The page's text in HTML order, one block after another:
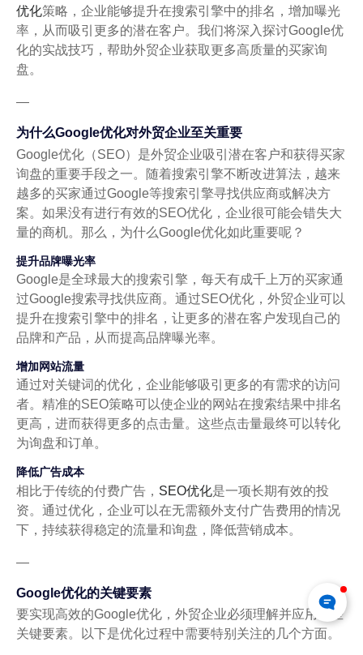
优化策略，企业能够提升在搜索引擎中的排名，增加曝光
率，从而吸引更多的潜在客户。我们将深入探讨Google优
化的实战技巧，帮助外贸企业获取更多高质量的买家询
盘。
—
为什么Google优化对外贸企业至关重要
Google优化（SEO）是外贸企业吸引潜在客户和获得买家
询盘的重要手段之一。随着搜索引擎不断改进算法，越来
越多的买家通过Google等搜索引擎寻找供应商或解决方
案。如果没有进行有效的SEO优化，企业很可能会错失大
量的商机。那么，为什么Google优化如此重要呢？
提升品牌曝光率
Google是全球最大的搜索引擎，每天有成千上万的买家通
过Google搜索寻找供应商。通过SEO优化，外贸企业可以
提升在搜索引擎中的排名，让更多的潜在客户发现自己的
品牌和产品，从而提高品牌曝光率。
增加网站流量
通过对关键词的优化，企业能够吸引更多的有需求的访问
者。精准的SEO策略可以使企业的网站在搜索结果中排名
更高，进而获得更多的点击量。这些点击量最终可以转化
为询盘和订单。
降低广告成本
相比于传统的付费广告， SEO优化是一项长期有效的投
资。通过优化，企业可以在无需额外支付广告费用的情况
下，持续获得稳定的流量和询盘，降低营销成本。
—
Google优化的关键要素
要实现高效的Google优化，外贸企业必须理解并应用一些
关键要素。以下是优化过程中需要特别关注的几个方面。